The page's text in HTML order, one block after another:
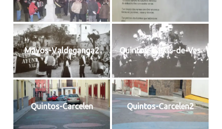
Mayos-Valdeganga2 Quintos-Casas-de-Ves
Quintos-Carcelen Quintos-Carcelen2